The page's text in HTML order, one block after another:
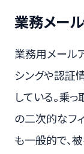
業務メー
業務用メール
シングや認証
している。乗
の二次的なフ
も一般的で、